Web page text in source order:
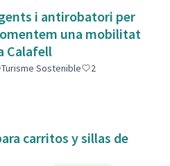
i antirobatori per
una mobilitat
Calafell
Turisme Sostenible
2
carritos y sillas de